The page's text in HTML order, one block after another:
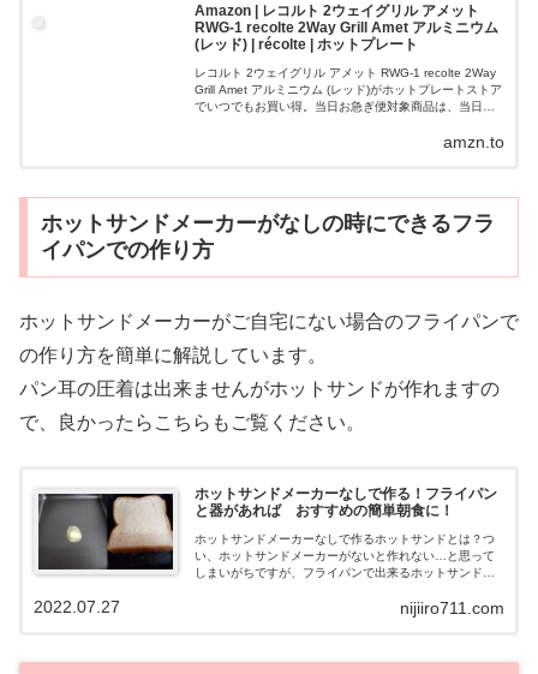
Amazon | レコルト 2ウェイグリル アメット
RWG-1 recolte 2Way Grill Amet アルミニウム
(レッド) | récolte | ホットプレート
レコルト 2ウェイグリル アメット RWG-1 recolte 2Way
Grill Amet アルミニウム (レッド)がホットプレートストア
でいつでもお買い得。当日お急ぎ便対象商品は、当日お
amzn.to
ホットサンドメーカーがなしの時にできるフラ
イパンでの作り方
ホットサンドメーカーがご自宅にない場合のフライパンで
の作り方を簡単に解説しています。
パン耳の圧着は出来ませんがホットサンドが作れますの
で、良かったらこちらもご覧ください。
ホットサンドメーカーなしで作る！フライパン
と器があれば おすすめの簡単朝食に！
ホットサンドメーカーなしで作るホットサンドとは？つ
い、ホットサンドメーカーがないと作れない…と思って
しまいがちですが、フライパンで出来るホットサンドの
nijiiro711.com
2022.07.27